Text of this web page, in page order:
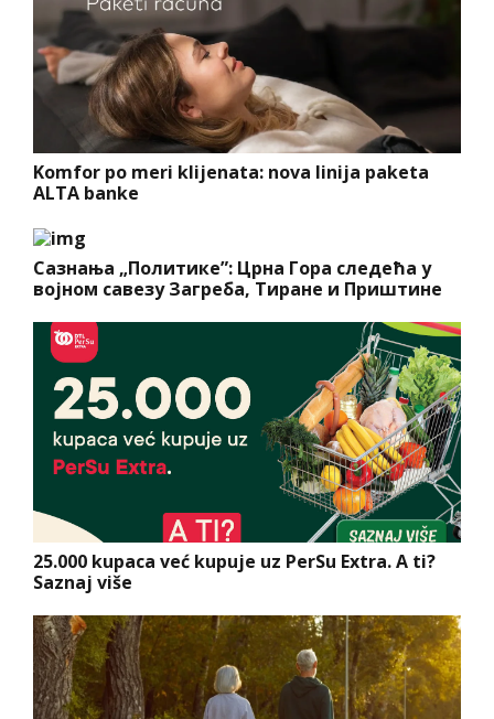
Komfor po meri klijenata: nova linija paketa
ALTA banke
Сазнања „Политике”: Црна Гора следећа у
војном савезу Загреба, Тиране и Приштине
25.000 kupaca već kupuje uz PerSu Extra. A ti?
Saznaj više